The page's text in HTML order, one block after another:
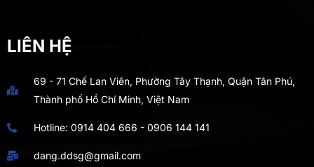
LIÊN HỆ
69 - 71 Chế Lan Viên, Phường Tây Thạnh, Quận Tân Phú,
Thành phố Hồ Chí Minh, Việt Nam
Hotline: 0914 404 666 - 0906 144 141
dang.ddsg@gmail.com